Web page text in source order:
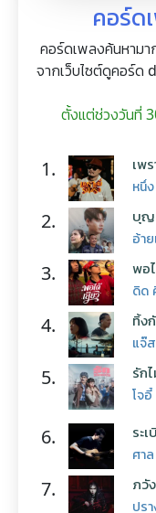
คอร์ด
คอร์ดเพลงค้นหาม
จากเว็บไซต์ดูคอร์ด
ตั้งแต่ช่วงวันที่
1. เพ
หนึ่
2. บุญ
อ้า
3. พอ
ดิด
4. ทิ้ง
แจ๊
5. รัก
โจ
6. ระ
ศา
7. ภวั
ปร